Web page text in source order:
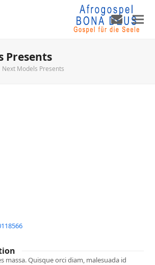
Presents
Next Models Presents
massa. Quisque orci diam, malesuada id